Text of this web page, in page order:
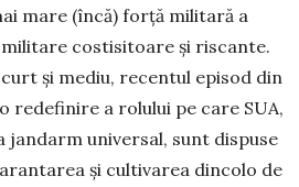
mare (încă) forță militară a
costisitoare și riscante.
și mediu, re­centul episod din
redefi­nire a rolului pe care SUA,
jandarm uni­ver­­sal, sunt dispuse
și cultivarea dincolo de